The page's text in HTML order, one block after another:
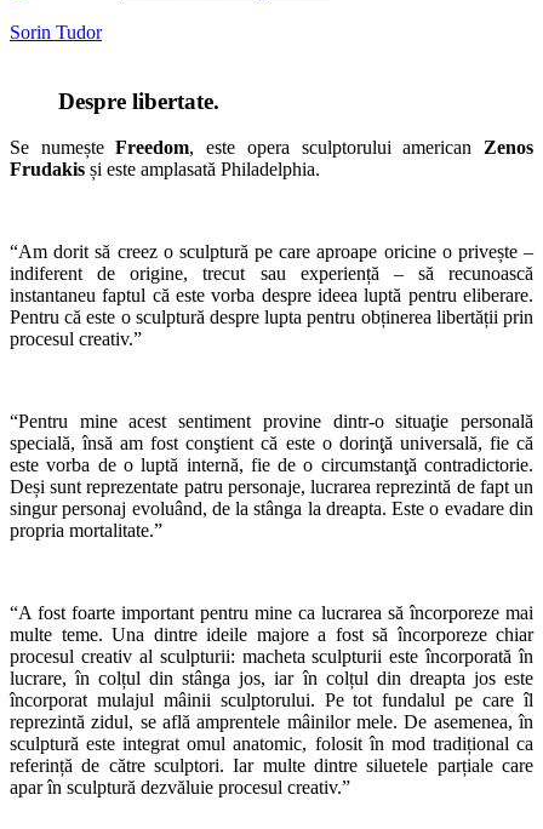
Sorin Tudor
Despre libertate.
Se numeșteFreedom, este opera sculptorului american Zenos
Frudakis și este amplasată Philadelphia.
“Am dorit să creez o sculptură pe care aproape oricine o privește –
indiferent de origine, trecut sau experiență – să recunoască
instantaneu faptul că este vorba despre ideea luptă pentru eliberare.
Pentru că este o sculptură despre lupta pentru obținerea libertății prin
procesul creativ.”
“Pentru mine acest sentiment provine dintr-o situaţie personală
specială, însă am fost conştient că este o dorinţă universală, fie că
este vorba de o luptă internă, fie de o circumstanţă contradictorie.
Deși sunt reprezentate patru personaje, lucrarea reprezintă de fapt un
singur personaj evoluând, de la stânga la dreapta. Este o evadare din
propria mortalitate.”
“A fost foarte important pentru mine ca lucrarea să încorporeze mai
multe teme. Una dintre ideile majore a fost să încorporeze chiar
procesul creativ al sculpturii: macheta sculpturii este încorporată în
lucrare, în colțul din stânga jos, iar în colțul din dreapta jos este
încorporat mulajul mâinii sculptorului. Pe tot fundalul pe care îl
reprezintă zidul, se află amprentele mâinilor mele. De asemenea, în
sculptură este integrat omul anatomic, folosit în mod tradițional ca
referință de către sculptori. Iar multe dintre siluetele parțiale care
apar în sculptură dezvăluie procesul creativ.”